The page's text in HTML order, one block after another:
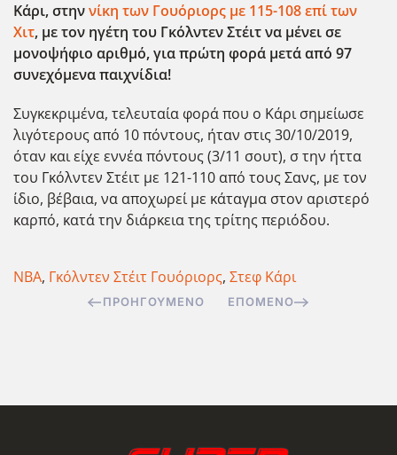
Κάρι, στηννίκη των Γουόριορς με 115-108 επί των
Χιτ, με τον ηγέτη του Γκόλντεν Στέιτ να μένει σε
μονοψήφιο αριθμό, για πρώτη φορά μετά από 97
συνεχόμενα παιχνίδια!
Συγκεκριμένα, τελευταία φορά που ο Κάρι σημείωσε
λιγότερους από 10 πόντους, ήταν στις 30/10/2019,
όταν και είχε εννέα πόντους (3/11 σουτ), σ την ήττα
του Γκόλντεν Στέιτ με 121-110 από τους Σανς, με τον
ίδιο, βέβαια, να αποχωρεί με κάταγμα στον αριστερό
καρπό, κατά την διάρκεια της τρίτης περιόδου.
ΝΒΑ, Γκόλντεν Στέιτ Γουόριορς, Στεφ Κάρι
ΠΡΟΗΓΟΎΜΕΝΟ ΕΠΌΜΕΝΟ